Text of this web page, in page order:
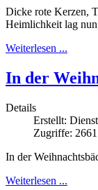
Dicke rote Kerzen,
Heimlichkeit lag
Weiterlesen ...
In der
Details
Erstellt:
Zugriffe: 2661
In der
Weiterlesen ...